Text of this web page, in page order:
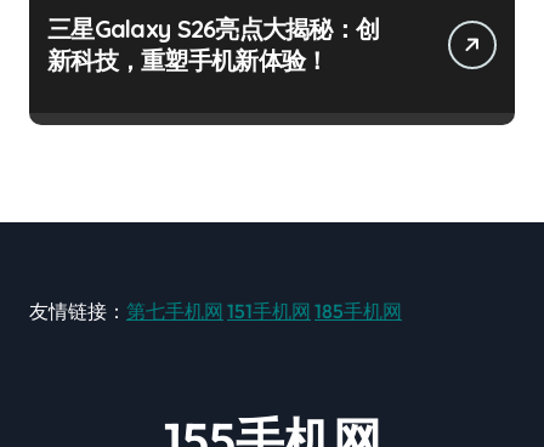
三星Galaxy S26亮点大揭秘：创
新科技，重塑手机新体验！
友情链接： 第七手机网 151手机网 185手机网